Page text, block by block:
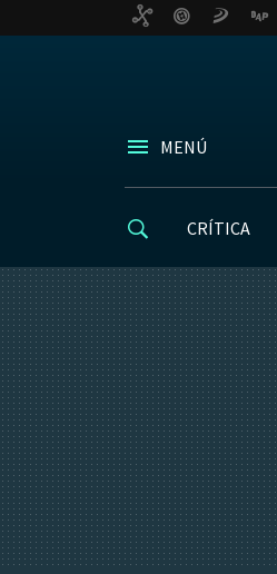
MENÚ
CRÍTICA